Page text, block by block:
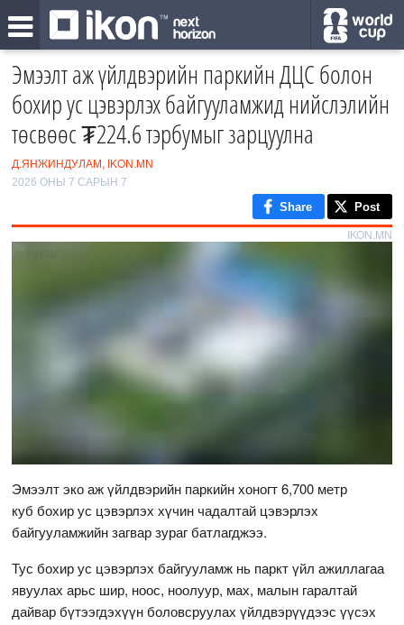
Эмээлт аж үйлдвэрийн паркийн ДЦС болон
бохир ус цэвэрлэх байгууламжид нийслэлийн
төсвөөс ₮224.6 тэрбумыг зарцуулна
Д.ЯНЖИНДУЛАМ, IKON.MN
2026 ОНЫ 7 САРЫН 7
Share Post
IKON.MN
Эмээлт эко аж үйлдвэрийн паркийн хоногт 6,700 метр
куб бохир ус цэвэрлэх хүчин чадалтай цэвэрлэх
байгууламжийн загвар зураг батлагджээ.
Тус бохир ус цэвэрлэх байгууламж нь паркт үйл ажиллагаа
явуулах арьс шир, ноос, ноолуур, мах, малын гаралтай
дайвар бүтээгдэхүүн боловсруулах үйлдвэрүүдээс үүсэх